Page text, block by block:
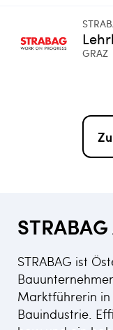
GRAZ
STRABAG ist
Marktführerin
Bauindustrie.